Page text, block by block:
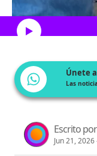
Únete
Las
Escrito
Jun 21,